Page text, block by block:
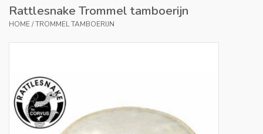
Onze merken
Blog
Rattlesnake Trommel tamboerijn
HOME/TROMMEL TAMBOERIJN